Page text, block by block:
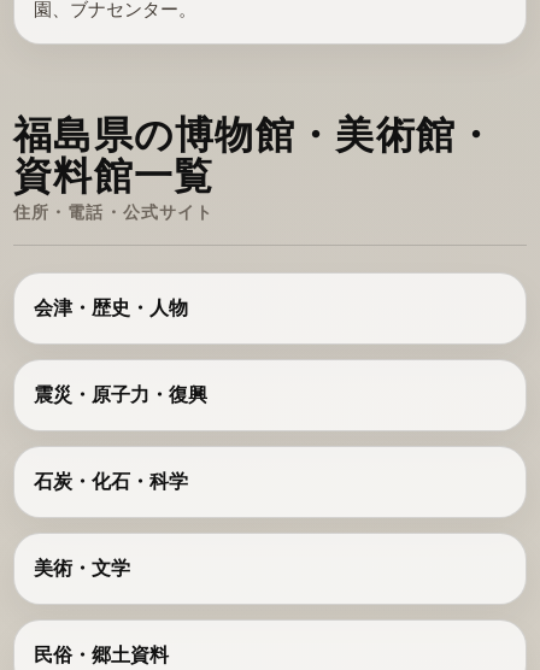
園、ブナセンター。
福島県の博物館・美術館・
資料館一覧
住所・電話・公式サイト
会津・歴史・人物
震災・原子力・復興
石炭・化石・科学
美術・文学
民俗・郷土資料